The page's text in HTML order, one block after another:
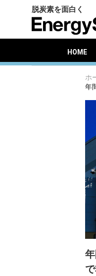
脱炭素を面白く
HOME
HOME
ホ